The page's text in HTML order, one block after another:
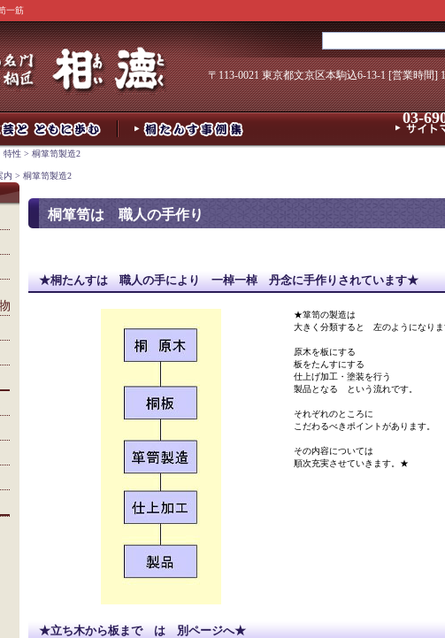
一筋
〒113-0021 東京都文京区本駒込6-13-1 [営業時間]
03-
特性 > 桐箪笥製造2
内 > 桐箪笥製造2
桐箪笥は 職人の手作り
★桐たんすは 職人の手により 一棹一棹 丹念に手作りされています★
★箪笥の製造は
大きく分類すると 左のようになりま
原木を板にする
板をたんすにする
仕上げ加工・塗装を行う
製品となる という流れです。
それぞれのところに
こだわるべきポイントがあります。
その内容については
順次充実させていきます。★
★立ち木から板まで は 別ページへ★